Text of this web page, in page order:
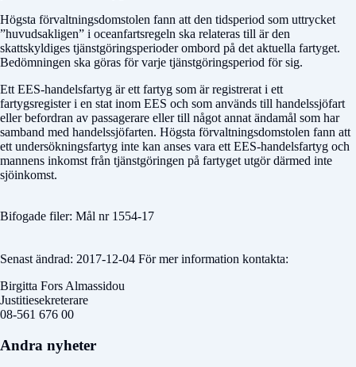
Högsta förvaltningsdomstolen fann att den tidsperiod som uttrycket
”huvudsakligen” i oceanfartsregeln ska relateras till är den
skattskyldiges tjänstgöringsperioder ombord på det aktuella fartyget.
Bedömningen ska göras för varje tjänstgöringsperiod för sig.
Ett EES-handelsfartyg är ett fartyg som är registrerat i ett
fartygsregister i en stat inom EES och som används till handelssjöfart
eller befordran av passagerare eller till något annat ändamål som har
samband med handelssjöfarten. Högsta förvaltningsdomstolen fann att
ett undersökningsfartyg inte kan anses vara ett EES-handelsfartyg och
mannens inkomst från tjänstgöringen på fartyget utgör därmed inte
sjöinkomst.
Bifogade filer: Mål nr 1554-17
Senast ändrad: 2017-12-04 För mer information kontakta:
Birgitta Fors Almassidou
Justitiesekreterare
08-561 676 00
Andra nyheter